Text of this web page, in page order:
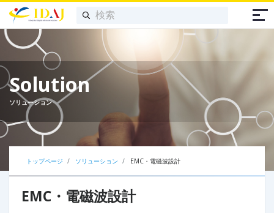
Solution
ソリューション
トップページ ソリューション EMC・電磁波設計
EMC・電磁波設計